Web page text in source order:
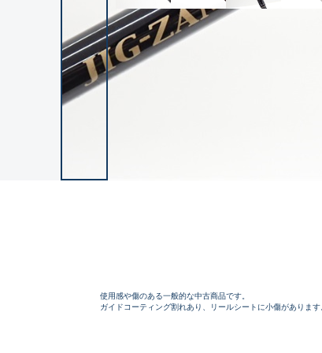
使用感や傷のある一般的な中古商品です。
ガイドコーティング割れあり、リールシートに小傷があります